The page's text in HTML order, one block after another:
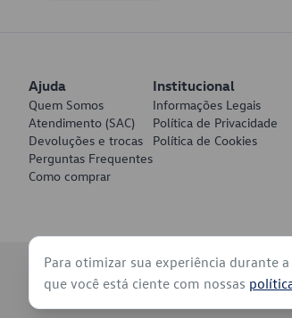
Ajuda
Quem Somos
Atendimento (SAC)
Devoluções e trocas
Perguntas Frequentes
Como comprar
Institucional
Informações Legais
Política de Privacidade
Política de Cookies
© 2026 - Volkswagen do Brasil - Todos os
Para otimizar sua experiência durante
que você está ciente com nossas